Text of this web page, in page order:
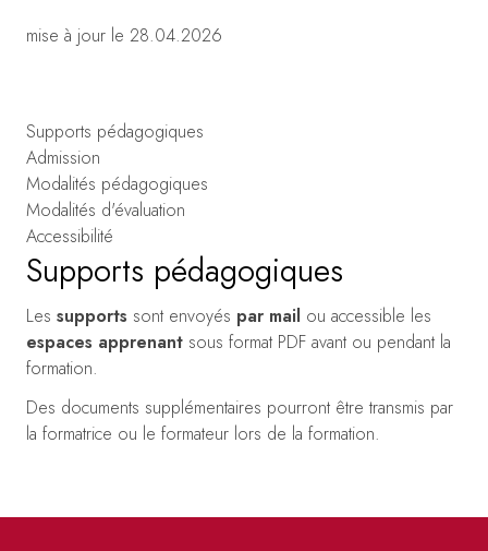
mise à jour le 28.04.2026
Supports pédagogiques
Admission
Modalités pédagogiques
Modalités d'évaluation
Accessibilité
Supports pédagogiques
Les supports sont envoyés par mail ou accessible les
espaces apprenant sous format PDF avant ou pendant la
formation.
Des documents supplémentaires pourront être transmis par
la formatrice ou le formateur lors de la formation.